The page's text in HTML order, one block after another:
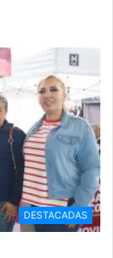
DESTACADAS